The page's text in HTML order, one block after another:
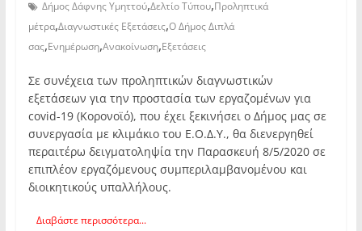
Δήμος Δάφνης Υμηττού,Δελτίο Τύπου,Προληπτικά
μέτρα,Διαγνωστικές Εξετάσεις,Ο Δήμος Διπλά
σας,Ενημέρωση,Ανακοίνωση,Εξετάσεις
Σε συνέχεια των προληπτικών διαγνωστικών
εξετάσεων για την προστασία των εργαζομένων για
covid-19 (Κορονοϊό), που έχει ξεκινήσει ο Δήμος μας σε
συνεργασία με κλιμάκιο του Ε.Ο.Δ.Υ., θα διενεργηθεί
περαιτέρω δειγματοληψία την Παρασκευή 8/5/2020 σε
επιπλέον εργαζόμενους συμπεριλαμβανομένου και
διοικητικούς υπαλλήλους.
Διαβάστε περισσότερα...